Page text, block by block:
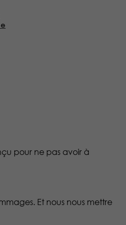
pour ne pas avoir à
Et nous nous mettre